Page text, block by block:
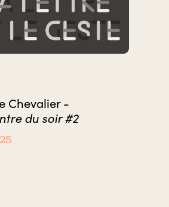
Chevalier -
du soir #2